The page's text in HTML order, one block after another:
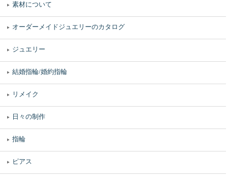
素材について
オーダーメイドジュエリーのカタログ
ジュエリー
結婚指輪/婚約指輪
リメイク
日々の制作
指輪
ピアス